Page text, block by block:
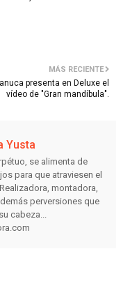
MÁS RECIENTE
presenta en Deluxe el
vídeo de "Gran mandíbula".
Yusta
se alimenta de
para que atraviesen el
montadora,
perversiones que
cabeza...